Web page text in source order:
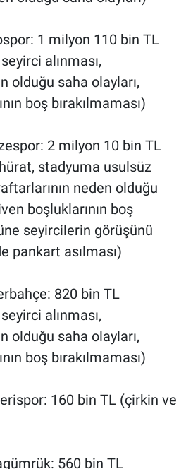
1 milyon 110 bin TL
alınması,
olduğu saha olayları,
boş bırakılmaması)
2 milyon 10 bin TL
stadyuma usulsüz
neden olduğu
boşluklarının boş
seyircilerin görüşünü
pankart asılması)
820 bin TL
alınması,
olduğu saha olayları,
boş bırakılmaması)
160 bin TL (çirkin ve
560 bin TL